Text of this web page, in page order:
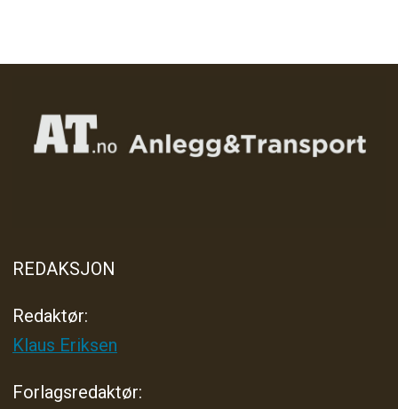
REDAKSJON
Redaktør:
Klaus Eriksen
Forlagsredaktør: